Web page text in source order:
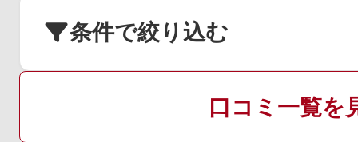
条件で絞り込む
口コミ一覧を